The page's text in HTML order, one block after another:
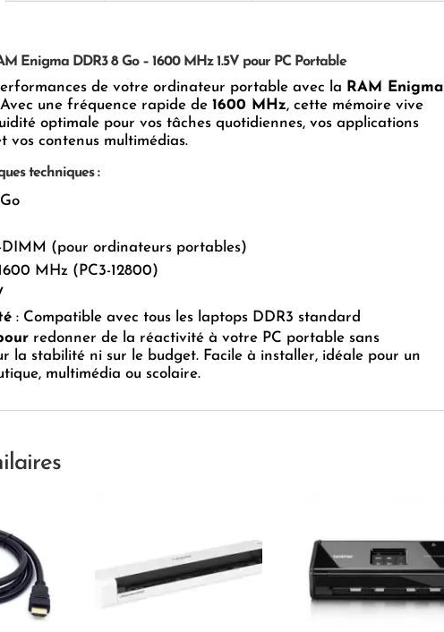
Enigma DDR3 8 Go – 1600 MHz 1.5V pour PC Portable
de votre ordinateur portable avec la RAM Enigma
une fréquence rapide de 1600 MHz, cette mémoire vive
optimale pour vos tâches quotidiennes, vos applications
vos contenus multimédias.
techniques :
(pour ordinateurs portables)
MHz (PC3-12800)
: Compatible avec tous les laptops DDR3 standard
redonner de la réactivité à votre PC portable sans
la stabilité ni sur le budget. Facile à installer, idéale pour un
multimédia ou scolaire.